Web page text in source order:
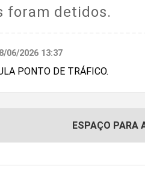
foram detidos.
06/2026 13:37
ESPAÇO PARA